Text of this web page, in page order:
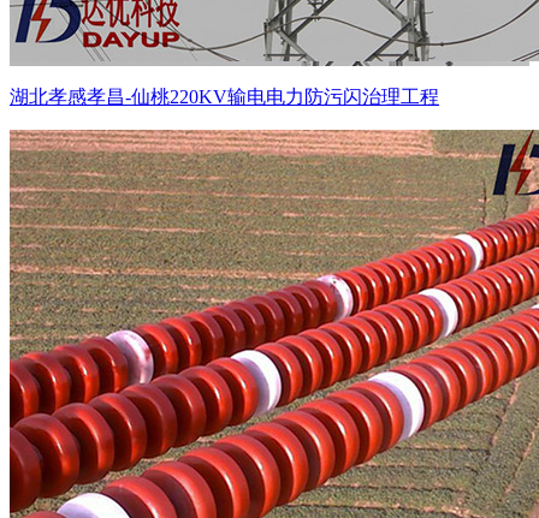
湖北孝感孝昌-仙桃220KV输电电力防污闪治理工程